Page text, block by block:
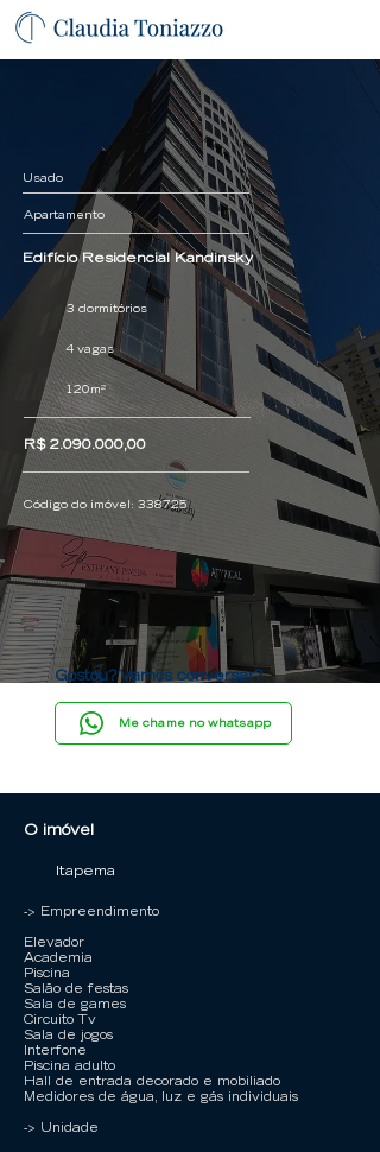
Usado
Apartamento
Edifício Residencial Kandinsky
3 dormitórios
4 vagas
120m²
R$2.090.000,00
Código do imóvel: 338725
Gostou? Vamos conversar?
Me chame no whatsapp
O imóvel
Itapema
-> Empreendimento
Elevador
Academia
Piscina
Salão de festas
Sala de games
Circuito Tv
Sala de jogos
Interfone
Piscina adulto
Hall de entrada decorado e mobiliado
Medidores de água, luz e gás individuais
-> Unidade